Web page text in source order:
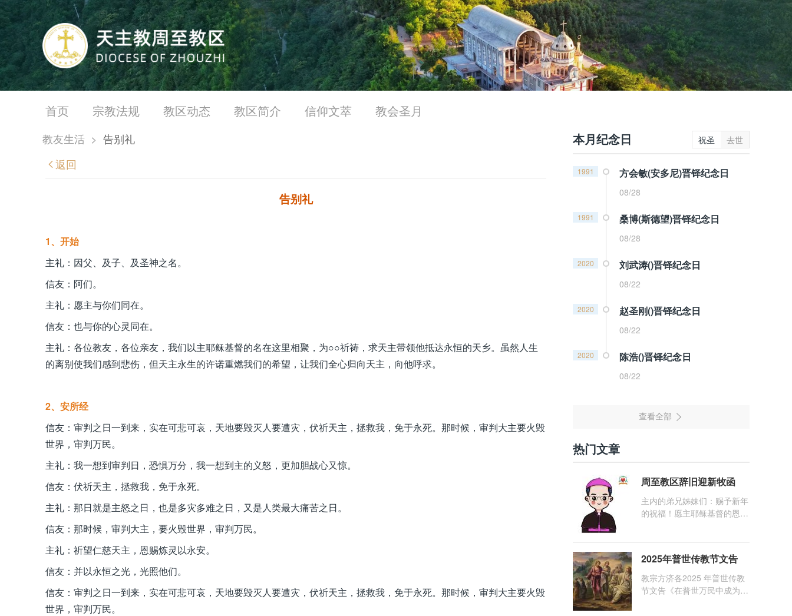
首页 宗教法规 教区动态 教区简介 信仰文萃 教会圣月
教友生活 > 告别礼
返回
告别礼
1、开始
主礼：因父、及子、及圣神之名。
信友：阿们。
主礼：愿主与你们同在。
信友：也与你的心灵同在。
主礼：各位教友，各位亲友，我们以主耶稣基督的名在这里相聚，为○○祈祷，求天主带领他抵达永恒的天乡。虽然人生
的离别使我们感到悲伤，但天主永生的许诺重燃我们的希望，让我们全心归向天主，向他呼求。
2、安所经
信友：审判之日一到来，实在可悲可哀，天地要毁灭人要遭灾，伏祈天主，拯救我，免于永死。那时候，审判大主要火毁
世界，审判万民。
主礼：我一想到审判日，恐惧万分，我一想到主的义怒，更加胆战心又惊。
信友：伏祈天主，拯救我，免于永死。
主礼：那日就是主怒之日，也是多灾多难之日，又是人类最大痛苦之日。
信友：那时候，审判大主，要火毁世界，审判万民。
主礼：祈望仁慈天主，恩赐炼灵以永安。
信友：并以永恒之光，光照他们。
信友：审判之日一到来，实在可悲可哀，天地要毁灭人要遭灾，伏祈天主，拯救我，免于永死。那时候，审判大主要火毁
世界，审判万民。
本月纪念日 祝圣 去世
1991 方会敏(安多尼)晋铎纪念日
08/28
1991 桑博(斯德望)晋铎纪念日
08/28
2020 刘武涛()晋铎纪念日
08/22
2020 赵圣刚()晋铎纪念日
08/22
2020 陈浩()晋铎纪念日
08/22
热门文章
周至教区辞旧迎新牧函
主内的弟兄姊妹们：赐予新年
的祝福！愿主耶稣基督的恩
们，愿临在的救主基督安慰你
们，并圣化你们的生活，作为
祝贺祂诞辰的珍贵礼品。
2025年普世传教节文告
教宗方济各2025 年普世传教
节文告《在普世万民中成为怀